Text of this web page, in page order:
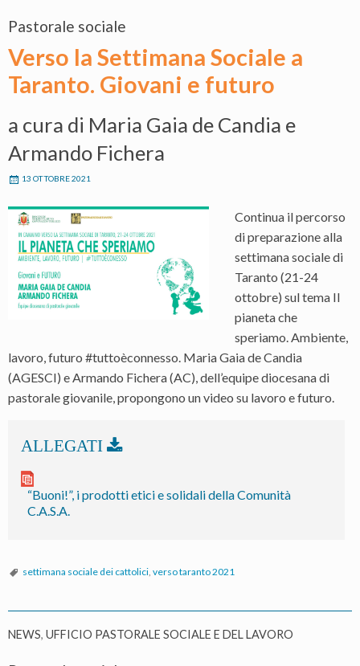
Pastorale sociale
Verso la Settimana Sociale a
Taranto. Giovani e futuro
a cura di Maria Gaia de Candia e
Armando Fichera
13 OTTOBRE 2021
Continua il percorso
di preparazione alla
settimana sociale di
Taranto (21-24
ottobre) sul tema Il
pianeta che
speriamo. Ambiente,
lavoro, futuro #tuttoèconnesso. Maria Gaia de Candia
(AGESCI) e Armando Fichera (AC), dell’equipe diocesana di
pastorale giovanile, propongono un video su lavoro e futuro.
“Buoni!”, i prodotti etici e solidali della Comunità
C.A.S.A.
settimana sociale dei cattolici, verso taranto 2021
NEWS, UFFICIO PASTORALE SOCIALE E DEL LAVORO